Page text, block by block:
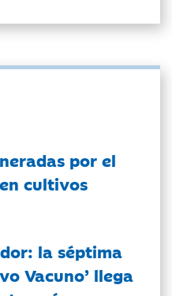
por el
cultivos
la séptima
Vacuno’ llega